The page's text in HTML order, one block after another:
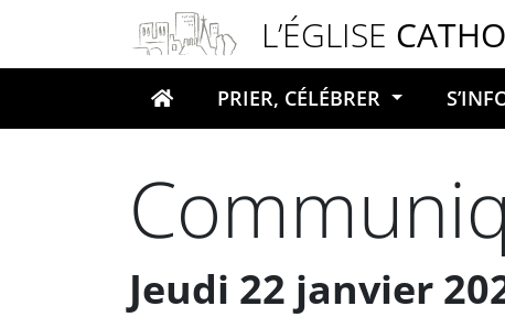
L’ÉGLISE
Votre recherche
PRIER, CÉLÉBRER
Jeudi 22 janvier
Panneau de gestion des cookies